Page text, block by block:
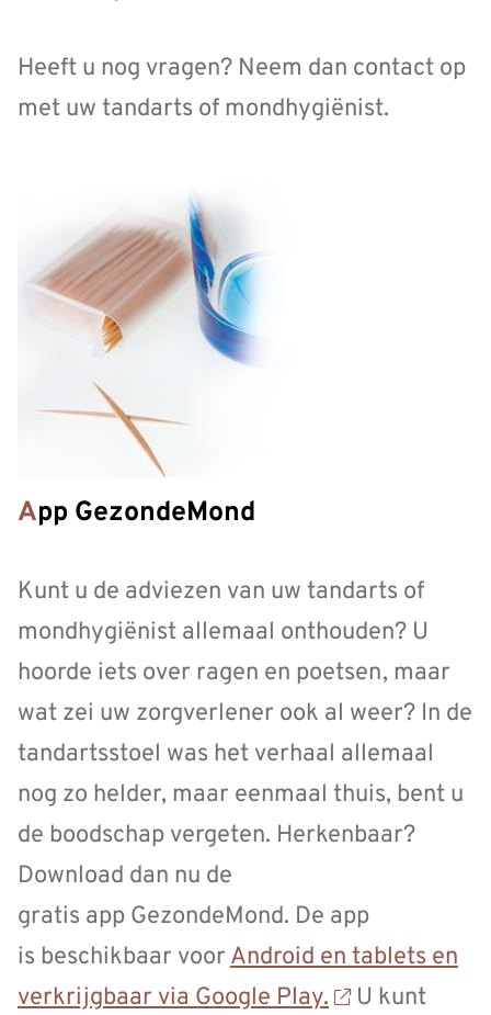
Heeft u nog vragen? Neem dan contact op
met uw tandarts of mondhygiënist.
App GezondeMond
Kunt u de adviezen van uw tandarts of
mondhygiënist allemaal onthouden? U
hoorde iets over ragen en poetsen, maar
wat zei uw zorgverlener ook al weer? In de
tandartsstoel was het verhaal allemaal
nog zo helder, maar eenmaal thuis, bent u
de boodschap vergeten. Herkenbaar?
Download dan nu de
gratis app GezondeMond. De app
is beschikbaar voor Android en tablets en
verkrijgbaar via Google Play.
U kunt